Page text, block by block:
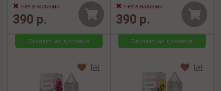
Нет в наличии
390 р.
Нет в наличии
390 р.
Бесплатная доставка Бесплатная доставка